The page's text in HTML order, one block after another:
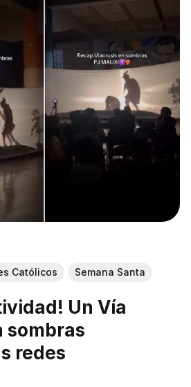
Católicos Semana Santa
Un Vía
sombras
redes